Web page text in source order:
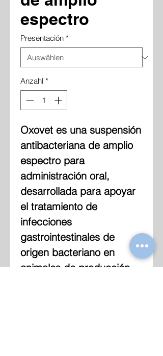
espectro
Presentación *
Anzahl *
Oxovet es una suspensión
antibacteriana de amplio
espectro para
administración oral,
desarrollada para apoyar
el tratamiento de
infecciones
gastrointestinales de
origen bacteriano en
animales de producción.